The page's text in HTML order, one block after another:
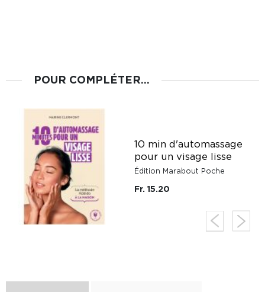
POUR COMPLÉTER...
10 min d'automassage
pour un visage lisse
Édition Marabout Poche
Fr. 15.20